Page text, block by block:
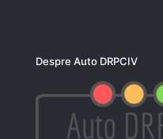
Despre Auto DRPCIV